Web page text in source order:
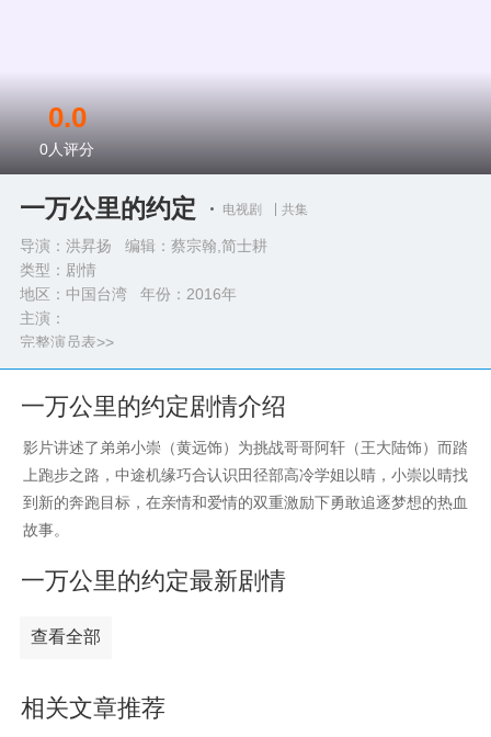
一万公里的约定 电视剧 共集
导演：洪昇扬 编辑：蔡宗翰,简士耕
类型： 剧情
地区：中国台湾 年份： 2016年
主演：
完整演员表>>
0.0
0人评分
一万公里的约定剧情介绍
影片讲述了弟弟小崇（黄远饰）为挑战哥哥阿轩（王大陆饰）而踏
上跑步之路，中途机缘巧合认识田径部高冷学姐以晴，小崇以晴找
到新的奔跑目标，在亲情和爱情的双重激励下勇敢追逐梦想的热血
故事。
一万公里的约定最新剧情
查看全部
相关文章推荐